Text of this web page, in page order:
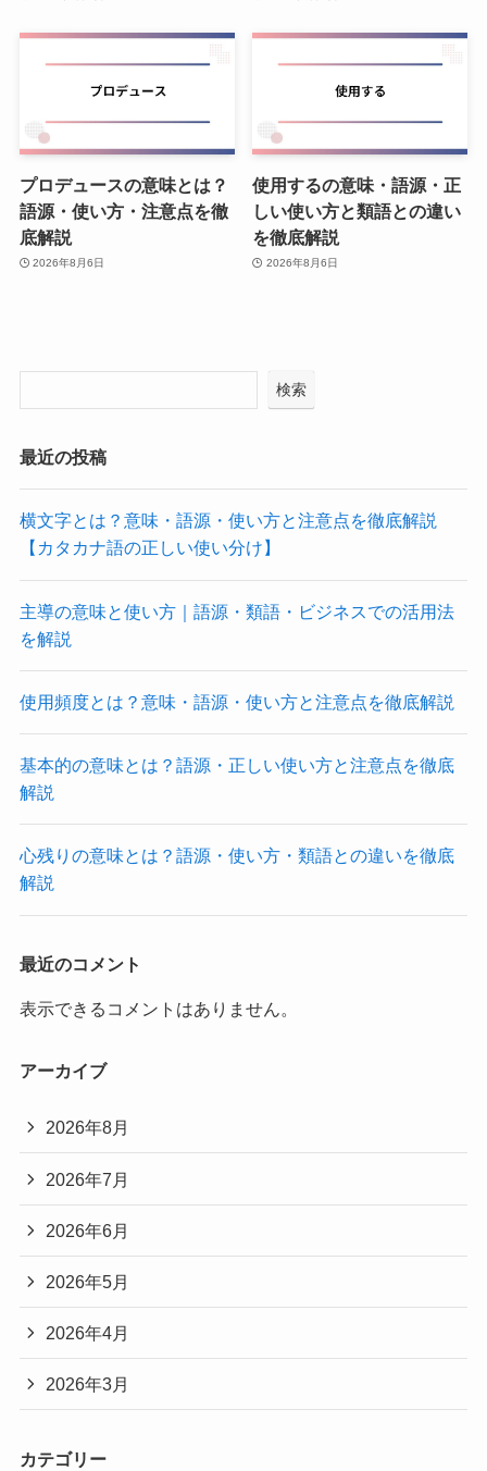
プロデュースの意味とは？
語源・使い方・注意点を徹
底解説
2026年8月6日
使用するの意味・語源・正
しい使い方と類語との違い
を徹底解説
2026年8月6日
検索
最近の投稿
横文字とは？意味・語源・使い方と注意点を徹底解説
【カタカナ語の正しい使い分け】
主導の意味と使い方｜語源・類語・ビジネスでの活用法
を解説
使用頻度とは？意味・語源・使い方と注意点を徹底解説
基本的の意味とは？語源・正しい使い方と注意点を徹底
解説
心残りの意味とは？語源・使い方・類語との違いを徹底
解説
最近のコメント
表示できるコメントはありません。
アーカイブ
2026年8月
2026年7月
2026年6月
2026年5月
2026年4月
2026年3月
カテゴリー